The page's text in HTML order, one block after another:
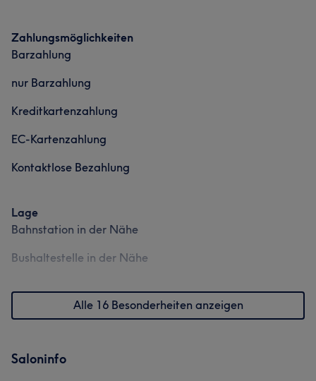
Portfolio
Zahlungsmöglichkeiten
Barzahlung
nur Barzahlung
Kreditkartenzahlung
EC-Kartenzahlung
Kontaktlose Bezahlung
Lage
Bahnstation in der Nähe
Bushaltestelle in der Nähe
Alle 16 Besonderheiten anzeigen
Saloninfo